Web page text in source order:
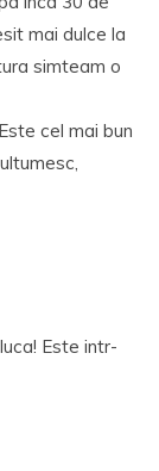
mai dulce la
simteam o
cel mai bun
Este intr-